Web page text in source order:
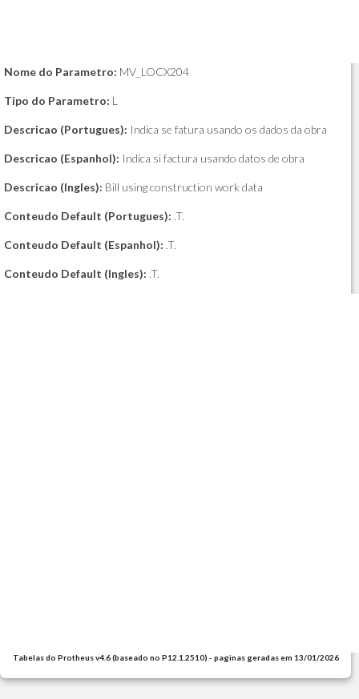
Nome do Parametro: MV_LOCX204
Tipo do Parametro: L
Descricao (Portugues): Indica se fatura usando os dados da obra
Descricao (Espanhol): Indica si factura usando datos de obra
Descricao (Ingles): Bill using construction work data
Conteudo Default (Portugues): .T.
Conteudo Default (Espanhol): .T.
Conteudo Default (Ingles): .T.
Tabelas do Protheus v4.6 (baseado no P12.1.2510) - paginas geradas em 13/01/2026